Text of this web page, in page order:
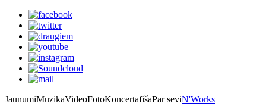
JaunumiMūzikaVideoFotoKoncertafišaPar seviN'Works